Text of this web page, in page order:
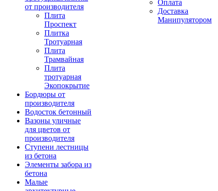
от производителя
Плита
Проспект
Плитка
Тротуарная
Плита
Трамвайная
Плита
тротуарная
Экопокрытие
Бордюры от
производителя
Водосток бетонный
Вазоны уличные
для цветов от
производителя
Ступени лестницы
из бетона
Элементы забора из
бетона
Малые
Оплата
Доставка
Манипулятором